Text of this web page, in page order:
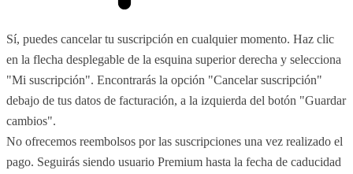
Sí, puedes cancelar tu suscripción en cualquier momento. Haz clic
en la flecha desplegable de la esquina superior derecha y selecciona
"Mi suscripción". Encontrarás la opción "Cancelar suscripción"
debajo de tus datos de facturación, a la izquierda del botón "Guardar
cambios".
No ofrecemos reembolsos por las suscripciones una vez realizado el
pago. Seguirás siendo usuario Premium hasta la fecha de caducidad